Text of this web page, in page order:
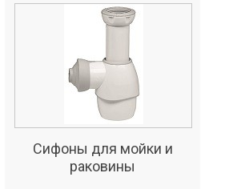
Сифоны для мойки и
раковины